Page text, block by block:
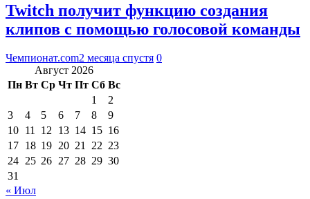
Twitch получит функцию создания
клипов с помощью голосовой команды
Чемпионат.com2 месяца спустя 0
Август 2026
Пн Вт Ср Чт Пт Сб Вс
1
2
3
4 5 6 7 8
9
10 11 12 13 14 15 16
17 18 19 20 21 22 23
24 25 26 27 28 29 30
31
« Июл